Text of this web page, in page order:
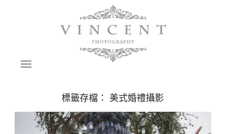
標籤存檔： 美式婚禮攝影